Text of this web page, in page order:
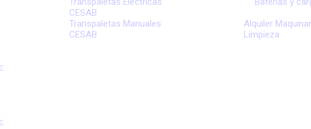
CESAB
Transpaletas Manuales
CESAB
Alquiler
Limpieza